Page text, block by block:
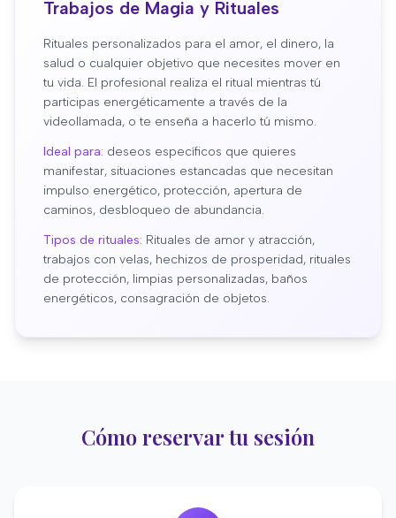
Trabajos de Magia y Rituales
Rituales personalizados para el amor, el dinero, la
salud o cualquier objetivo que necesites mover en
tu vida. El profesional realiza el ritual mientras tú
participas energéticamente a través de la
videollamada, o te enseña a hacerlo tú mismo.
Ideal para: deseos específicos que quieres
manifestar, situaciones estancadas que necesitan
impulso energético, protección, apertura de
caminos, desbloqueo de abundancia.
Tipos de rituales: Rituales de amor y atracción,
trabajos con velas, hechizos de prosperidad, rituales
de protección, limpias personalizadas, baños
energéticos, consagración de objetos.
Cómo reservar tu sesión